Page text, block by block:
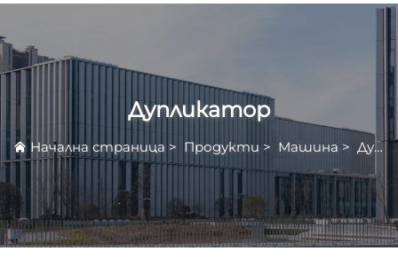
Дупликатор
Начална страница > Продукти > Машина > Дупликатор